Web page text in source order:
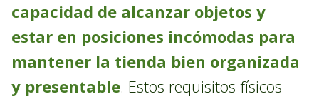
capacidad de alcanzar objetos y
estar en posiciones incómodas para
mantener la tienda bien organizada
y presentable. Estos requisitos físicos